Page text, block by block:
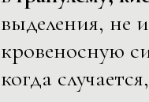
выделения, не
кровеносную
когда